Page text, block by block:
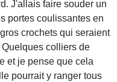
J'allais faire souder un
portes coulissantes en
crochets qui seraient
colliers de
et je pense que cela
pourrait y ranger tous